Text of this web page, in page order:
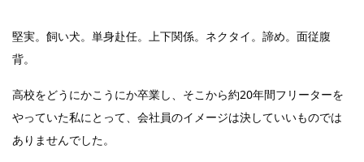
堅実。飼い犬。単身赴任。上下関係。ネクタイ。諦め。面従腹
背。
高校をどうにかこうにか卒業し、そこから約20年間フリーターを
やっていた私にとって、会社員のイメージは決していいものでは
ありませんでした。